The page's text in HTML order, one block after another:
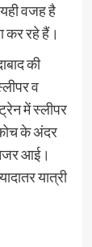
वजह है
कर रहे हैं।
की
व
में स्लीपर
के अंदर
आई।
यात्री